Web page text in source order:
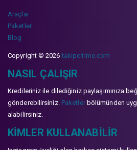
Araçlar
Paketler
Blog
Copyright © 2026takipcitime.com
NASIL ÇALIŞIR
Kredileriniz ile dilediğiniz paylaşımınıza
gönderebilirsiniz. Paketlerbölümünden
alabilirsiniz.
KIMLER KULLANABILIR